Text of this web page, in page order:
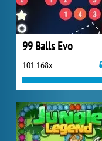
99 Balls Evo
101 168x